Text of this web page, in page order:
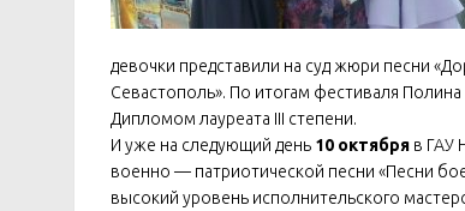
девочки представили на суд жюри песни
Севастополь». По итогам фестиваля
Дипломом лауреата III степени.
И уже на следующий день 10 октября в ГАУ
военно — патриотической песни «Песни
высокий уровень исполнительского